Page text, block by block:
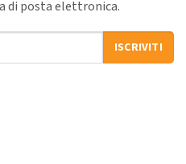
di posta elettronica.
ISCRIVITI